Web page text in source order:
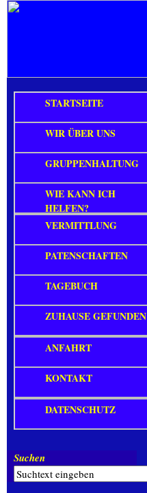
STARTSEITE
WIR ÜBER UNS
GRUPPENHALTUNG
WIE KANN ICH
HELFEN?
VERMITTLUNG
PATENSCHAFTEN
TAGEBUCH
ZUHAUSE GEFUNDEN
ANFAHRT
KONTAKT
DATENSCHUTZ
Suchen